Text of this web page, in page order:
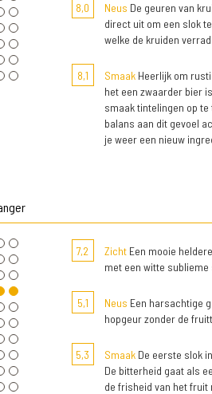
8,0 Neus De geuren van
direct uit om een slok
welke de kruiden
8,1 SmaakHeerlijk om
het een zwaarder bier
smaak tintelingen op
balans aan dit gevoel
je weer een nieuw
7,2 ZichtEen mooie
met een witte
5,1 Neus Een harsachtige
hopgeur zonder de
5,3 SmaakDe eerste slok
De bitterheid gaat als
de frisheid van het fruit